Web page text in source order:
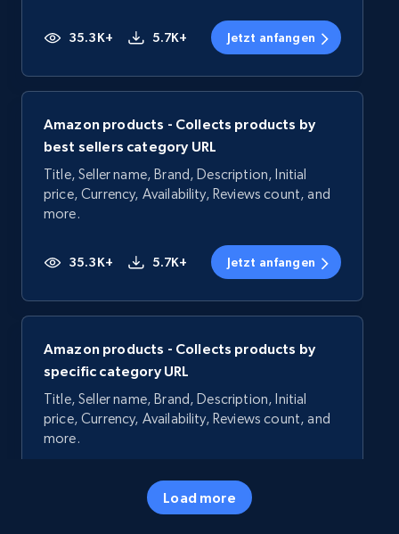
35.3K+ 5.7K+ Jetzt anfangen
Amazon products - Collects products by
best sellers category URL
Title, Seller name, Brand, Description, Initial
price, Currency, Availability, Reviews count, and
more.
35.3K+ 5.7K+ Jetzt anfangen
Amazon products - Collects products by
specific category URL
Title, Seller name, Brand, Description, Initial
price, Currency, Availability, Reviews count, and
more.
5.7K+ Jetzt anfangen
Load more